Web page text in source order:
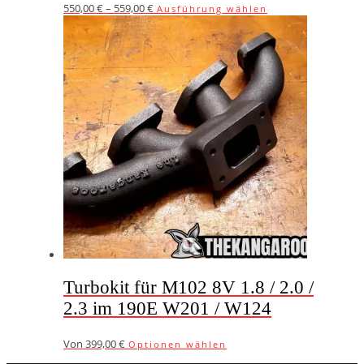
550,00€– 559,00€ Ausführung wählen
Produkt
weist
mehrere
Varianten
auf.
Die
Optionen
können
auf
der
Produktseite
gewählt
werden
Turbokit für M102 8V 1.8 / 2.0 /
2.3 im 190E W201 / W124
Von 399,00€ Optionen wählen